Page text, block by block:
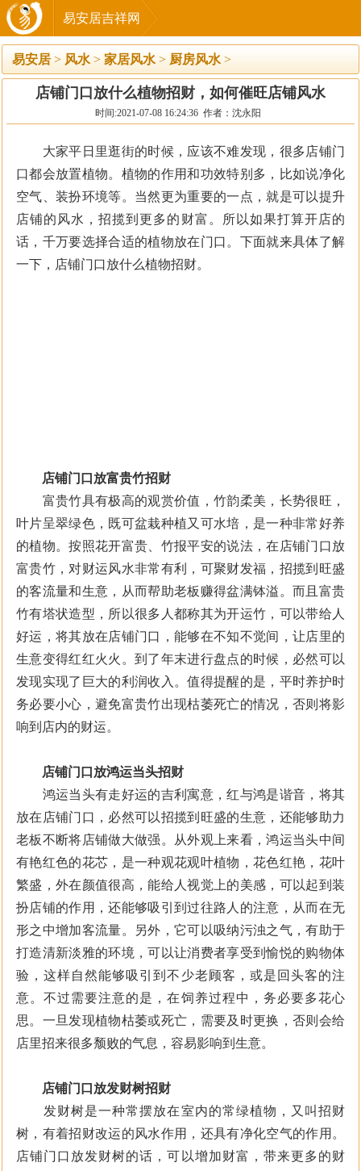
易安居吉祥网
易安居 > 风水 > 家居风水 > 厨房风水 >
店铺门口放什么植物招财，如何催旺店铺风水
时间:2021-07-08 16:24:36 作者：沈永阳
大家平日里逛街的时候，应该不难发现，很多店铺门
口都会放置植物。植物的作用和功效特别多，比如说净化
空气、装扮环境等。当然更为重要的一点，就是可以提升
店铺的风水，招揽到更多的财富。所以如果打算开店的
话，千万要选择合适的植物放在门口。下面就来具体了解
一下，店铺门口放什么植物招财。
店铺门口放富贵竹招财
富贵竹具有极高的观赏价值，竹韵柔美，长势很旺，
叶片呈翠绿色，既可盆栽种植又可水培，是一种非常好养
的植物。按照花开富贵、竹报平安的说法，在店铺门口放
富贵竹，对财运风水非常有利，可聚财发福，招揽到旺盛
的客流量和生意，从而帮助老板赚得盆满钵溢。而且富贵
竹有塔状造型，所以很多人都称其为开运竹，可以带给人
好运，将其放在店铺门口，能够在不知不觉间，让店里的
生意变得红红火火。到了年末进行盘点的时候，必然可以
发现实现了巨大的利润收入。值得提醒的是，平时养护时
务必要小心，避免富贵竹出现枯萎死亡的情况，否则将影
响到店内的财运。
店铺门口放鸿运当头招财
鸿运当头有走好运的吉利寓意，红与鸿是谐音，将其
放在店铺门口，必然可以招揽到旺盛的生意，还能够助力
老板不断将店铺做大做强。从外观上来看，鸿运当头中间
有艳红色的花芯，是一种观花观叶植物，花色红艳，花叶
繁盛，外在颜值很高，能给人视觉上的美感，可以起到装
扮店铺的作用，还能够吸引到过往路人的注意，从而在无
形之中增加客流量。另外，它可以吸纳污浊之气，有助于
打造清新淡雅的环境，可以让消费者享受到愉悦的购物体
验，这样自然能够吸引到不少老顾客，或是回头客的注
意。不过需要注意的是，在饲养过程中，务必要多花心
思。一旦发现植物枯萎或死亡，需要及时更换，否则会给
店里招来很多颓败的气息，容易影响到生意。
店铺门口放发财树招财
发财树是一种常摆放在室内的常绿植物，又叫招财
树，有着招财改运的风水作用，还具有净化空气的作用。
店铺门口放发财树的话，可以增加财富，带来更多的财